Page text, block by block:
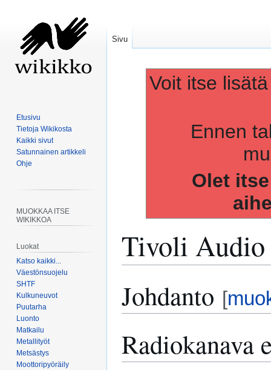
Voit itse
Ennen
Olet
Tivoli Audio
navigaatioon
hakuun
Johdanto [
Radiokanava
Sivu
Etusivu
Tietoja Wikikosta
Kaikki sivut
Satunnainen artikkeli
Ohje
MUOKKAA ITSE
WIKIKKOA
Luokat
Katso kaikki...
Väestönsuojelu
SHTF
Kulkuneuvot
Puutarha
Luonto
Matkailu
Metallityöt
Metsästys
Moottoripyöräily